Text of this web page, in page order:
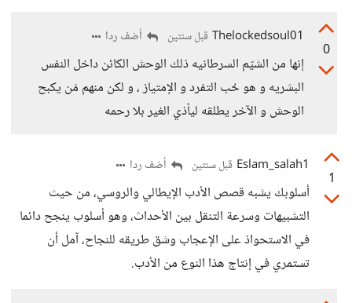
0
Thelockedsoul01 قبل سنتين أضف ردا
إنها من الشيّم السرطانيه ذلك الوحش الكائن داخل النفس
البشريه و هو حُب التفرد و الإمتياز ، و لكن منهم مَن يكبح
الوحش و الآخر يطلقه ليأذي الغير بلا رحمه
1
Eslam_salah1 قبل سنتين أضف ردا
أسلوبك يشبه قصص الأدب الإيطالي والروسي، من حيث
التشبيهات وسرعة التنقل بين الأحداث، وهو أسلوب ينجح دائما
في الاستحواذ على الإعجاب وشق طريقه للنجاح، آمل أن
تستمري في إنتاج هذا النوع من الأدب.